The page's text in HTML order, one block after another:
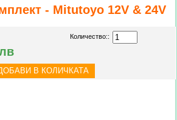
- Mitutoyo 12V & 24V
Количество::